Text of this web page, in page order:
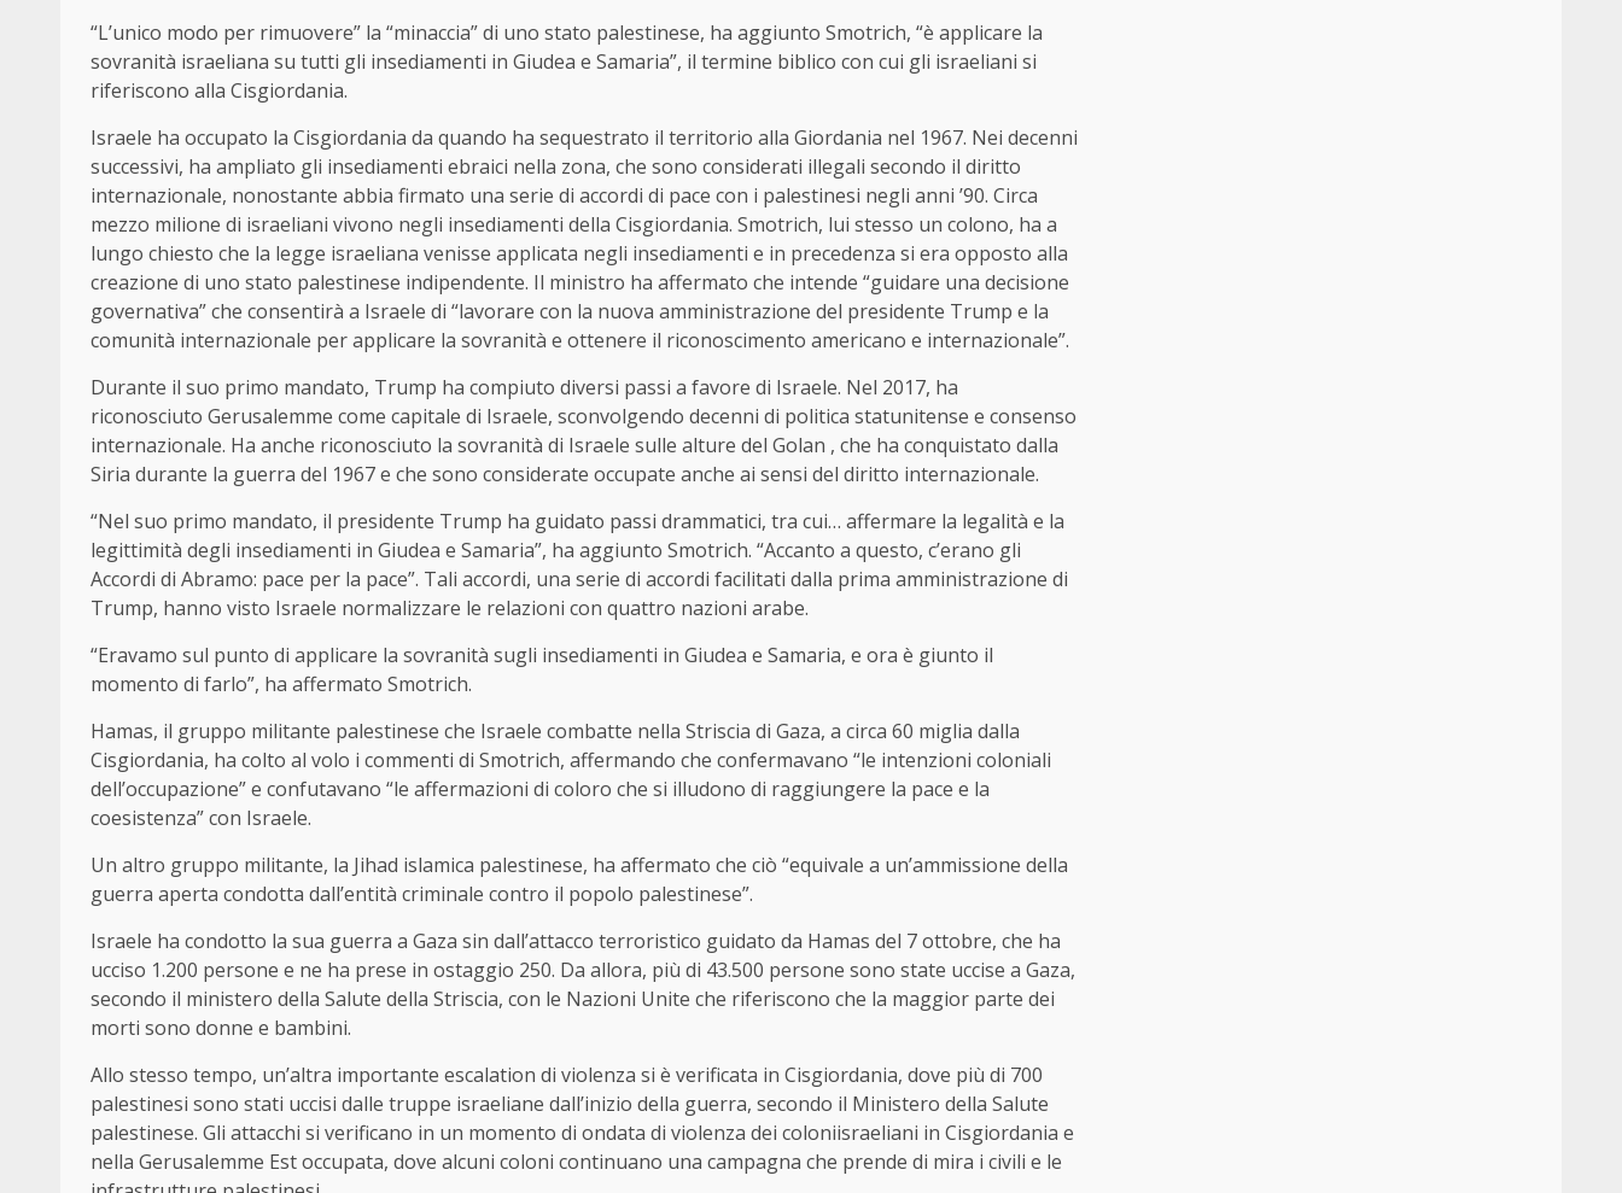
“L’unico modo per rimuovere” la “minaccia” di uno stato palestinese, ha aggiunto Smotrich, “è applicare la
sovranità israeliana su tutti gli insediamenti in Giudea e Samaria”, il termine biblico con cui gli israeliani si
riferiscono alla Cisgiordania.
Israele ha occupato la Cisgiordania da quando ha sequestrato il territorio alla Giordania nel 1967. Nei decenni
successivi, ha ampliato gli insediamenti ebraici nella zona, che sono considerati illegali secondo il diritto
internazionale, nonostante abbia firmato una serie di accordi di pace con i palestinesi negli anni ’90. Circa
mezzo milione di israeliani vivono negli insediamenti della Cisgiordania. Smotrich, lui stesso un colono, ha a
lungo chiesto che la legge israeliana venisse applicata negli insediamenti e in precedenza si era opposto alla
creazione di uno stato palestinese indipendente. Il ministro ha affermato che intende “guidare una decisione
governativa” che consentirà a Israele di “lavorare con la nuova amministrazione del presidente Trump e la
comunità internazionale per applicare la sovranità e ottenere il riconoscimento americano e internazionale”.
Durante il suo primo mandato, Trump ha compiuto diversi passi a favore di Israele. Nel 2017, ha
riconosciuto Gerusalemme come capitale di Israele, sconvolgendo decenni di politica statunitense e consenso
internazionale. Ha anche riconosciuto la sovranità di Israele sulle alture del Golan , che ha conquistato dalla
Siria durante la guerra del 1967 e che sono considerate occupate anche ai sensi del diritto internazionale.
“Nel suo primo mandato, il presidente Trump ha guidato passi drammatici, tra cui… affermare la legalità e la
legittimità degli insediamenti in Giudea e Samaria”, ha aggiunto Smotrich. “Accanto a questo, c’erano gli
Accordi di Abramo: pace per la pace”. Tali accordi, una serie di accordi facilitati dalla prima amministrazione di
Trump, hanno visto Israele normalizzare le relazioni con quattro nazioni arabe.
“Eravamo sul punto di applicare la sovranità sugli insediamenti in Giudea e Samaria, e ora è giunto il
momento di farlo”, ha affermato Smotrich.
Hamas, il gruppo militante palestinese che Israele combatte nella Striscia di Gaza, a circa 60 miglia dalla
Cisgiordania, ha colto al volo i commenti di Smotrich, affermando che confermavano “le intenzioni coloniali
dell’occupazione” e confutavano “le affermazioni di coloro che si illudono di raggiungere la pace e la
coesistenza” con Israele.
Un altro gruppo militante, la Jihad islamica palestinese, ha affermato che ciò “equivale a un’ammissione della
guerra aperta condotta dall’entità criminale contro il popolo palestinese”.
Israele ha condotto la sua guerra a Gaza sin dall’attacco terroristico guidato da Hamas del 7 ottobre, che ha
ucciso 1.200 persone e ne ha prese in ostaggio 250. Da allora, più di 43.500 persone sono state uccise a Gaza,
secondo il ministero della Salute della Striscia, con le Nazioni Unite che riferiscono che la maggior parte dei
morti sono donne e bambini.
Allo stesso tempo, un’altra importante escalation di violenza si è verificata in Cisgiordania, dove più di 700
palestinesi sono stati uccisi dalle truppe israeliane dall’inizio della guerra, secondo il Ministero della Salute
palestinese. Gli attacchi si verificano in un momento di ondata di violenza dei coloniisraeliani in Cisgiordania e
nella Gerusalemme Est occupata, dove alcuni coloni continuano una campagna che prende di mira i civili e le